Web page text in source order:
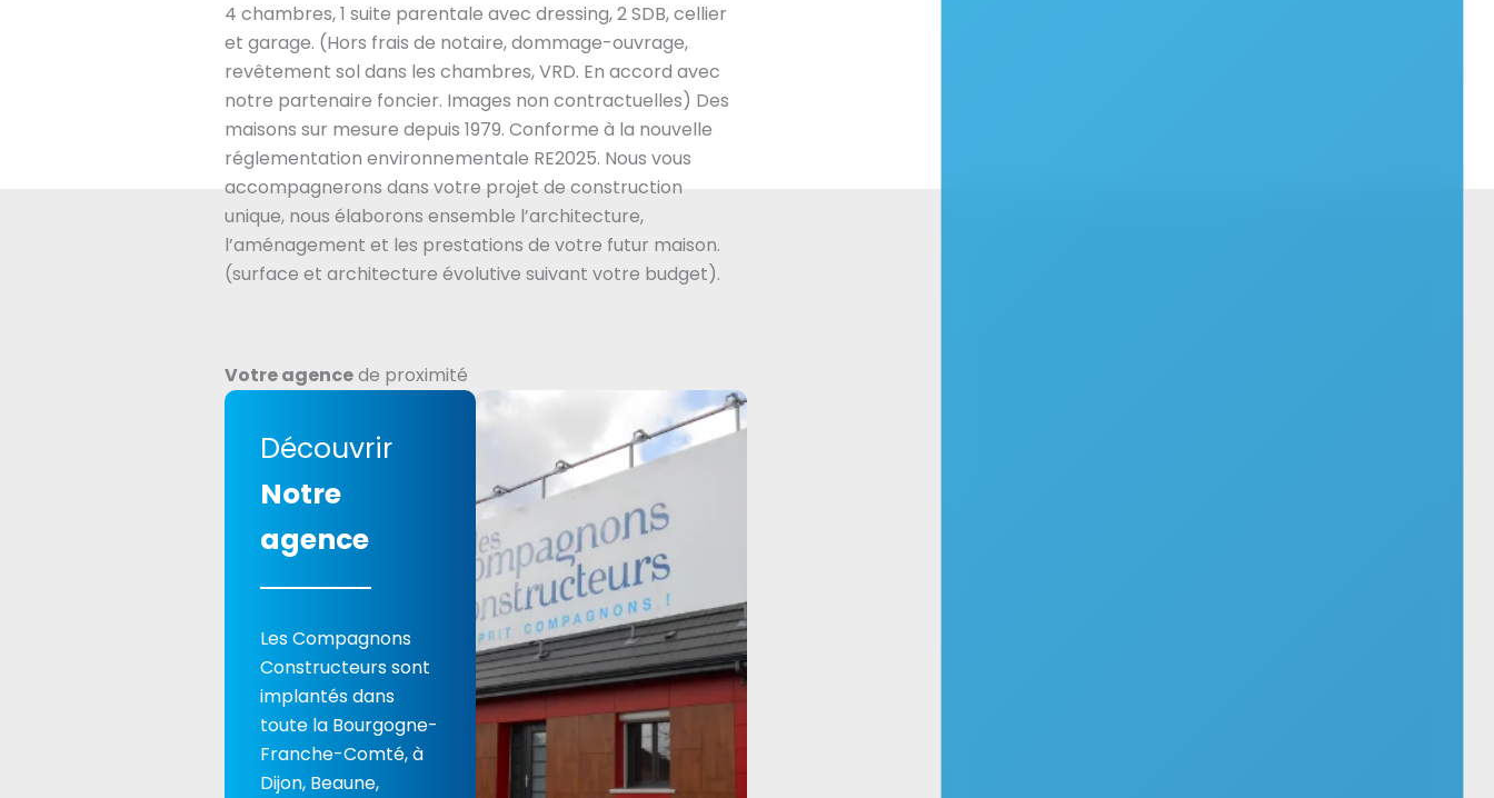
4 chambres, 1 suite parentale avec dressing, 2 SDB, cellier
et garage. (Hors frais de notaire, dommage-ouvrage,
revêtement sol dans les chambres, VRD. En accord avec
notre partenaire foncier. Images non contractuelles) Des
maisons sur mesure depuis 1979. Conforme à la nouvelle
réglementation environnementale RE2025. Nous vous
accompagnerons dans votre projet de construction
unique, nous élaborons ensemble l’architecture,
l’aménagement et les prestations de votre futur maison.
(surface et architecture évolutive suivant votre budget).
Votre agencede proximité
Découvrir
Notre
agence
Les Compagnons
Constructeurs sont
implantés dans
toute la Bourgogne-
Franche-Comté, à
Dijon, Beaune,